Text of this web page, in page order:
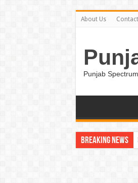
About Us
Punjab
Breaking News